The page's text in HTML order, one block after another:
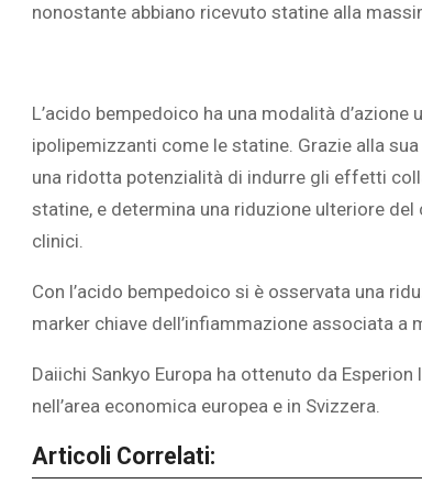
nonostante abbiano ricevuto statine alla
L’acido bempedoico ha una modalità
ipolipemizzanti come le statine. Grazie alla
una ridotta potenzialità di indurre gli effetti
statine, e determina una riduzione ulteriore
clinici.
Con l’acido bempedoico si è osservata una
marker chiave dell’infiammazione associata a
Daiichi Sankyo Europa ha ottenuto da
nell’area economica europea e in Svizzera.
Articoli Correlati: